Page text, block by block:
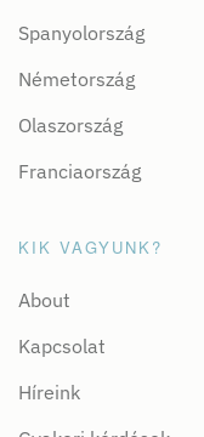
Spanyolország
Németország
Olaszország
Franciaország
KIK VAGYUNK?
About
Kapcsolat
Híreink